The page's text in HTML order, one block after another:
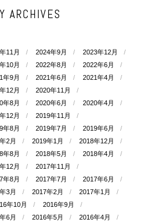
ARCHIVES
11月 2024年9月
2023年12月
10月 2022年8月
2022年6月
年9月 2021年6月
2021年4月
12月
2020年11月
年8月 2020年6月
2020年4月
12月
2019年11月
年8月 2019年7月
2019年6月
2月 2019年1月
2018年12月
年8月 2018年5月
2018年4月
12月
2017年11月
年8月 2017年7月
2017年6月
3月 2017年2月
2017年1月
年10月
2016年9月
6月 2016年5月
2016年4月